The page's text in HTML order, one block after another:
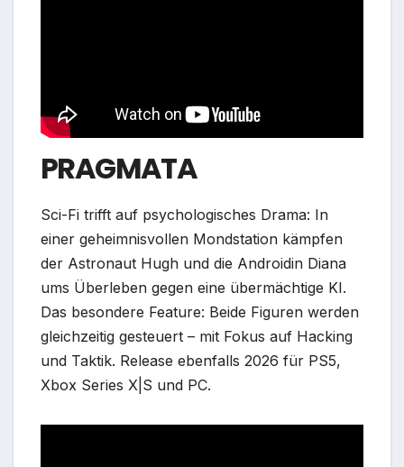
PRAGMATA
Sci-Fi trifft auf psychologisches Drama: In
einer geheimnisvollen Mondstation kämpfen
der Astronaut Hugh und die Androidin Diana
ums Überleben gegen eine übermächtige KI.
Das besondere Feature: Beide Figuren werden
gleichzeitig gesteuert – mit Fokus auf Hacking
und Taktik. Release ebenfalls 2026 für PS5,
Xbox Series X|S und PC.